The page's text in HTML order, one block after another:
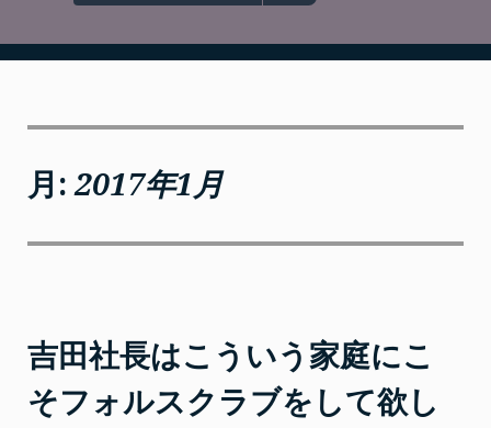
月:2017年1月
吉田社長はこういう家庭にこ
そフォルスクラブをして欲し